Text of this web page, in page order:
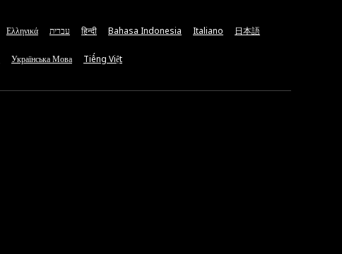
Ελληνικά עברית हिन्दी Bahasa Indonesia Italiano 日本語
Українська Мова Tiếng Việt